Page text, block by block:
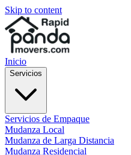
Skip to content
Inicio
Servicios
Servicios de Empaque
Mudanza Local
Mudanza de Larga Distancia
Mudanza Residencial